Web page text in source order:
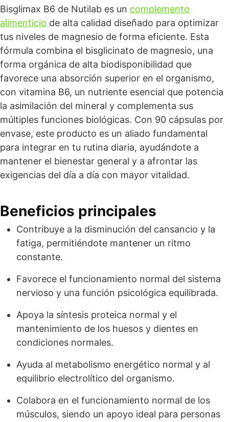
Bisglimax B6 de Nutilab es un complemento
alimenticio de alta calidad diseñado para optimizar
tus niveles de magnesio de forma eficiente. Esta
fórmula combina el bisglicinato de magnesio, una
forma orgánica de alta biodisponibilidad que
favorece una absorción superior en el organismo,
con vitamina B6, un nutriente esencial que potencia
la asimilación del mineral y complementa sus
múltiples funciones biológicas. Con 90 cápsulas por
envase, este producto es un aliado fundamental
para integrar en tu rutina diaria, ayudándote a
mantener el bienestar general y a afrontar las
exigencias del día a día con mayor vitalidad.
Beneficios principales
Contribuye a la disminución del cansancio y la
fatiga, permitiéndote mantener un ritmo
constante.
Favorece el funcionamiento normal del sistema
nervioso y una función psicológica equilibrada.
Apoya la síntesis proteica normal y el
mantenimiento de los huesos y dientes en
condiciones normales.
Ayuda al metabolismo energético normal y al
equilibrio electrolítico del organismo.
Colabora en el funcionamiento normal de los
músculos, siendo un apoyo ideal para personas